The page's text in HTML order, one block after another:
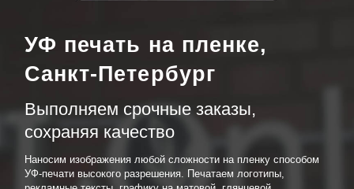
УФ печать на пленке,
Санкт-Петербург
Выполняем срочные заказы,
сохраняя качество
Наносим изображения любой сложности на пленку способом
УФ-печати высокого разрешения. Печатаем логотипы,